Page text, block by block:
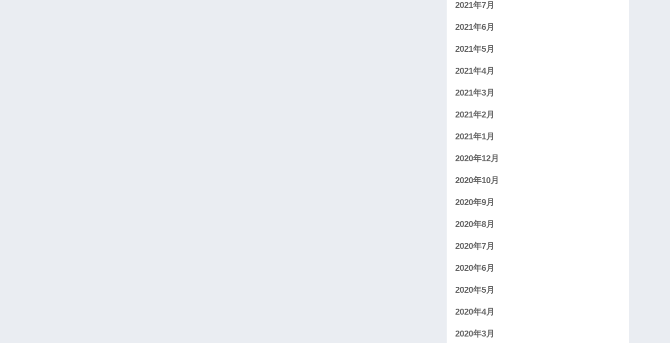
2021年7月
2021年6月
2021年5月
2021年4月
2021年3月
2021年2月
2021年1月
2020年12月
2020年10月
2020年9月
2020年8月
2020年7月
2020年6月
2020年5月
2020年4月
2020年3月